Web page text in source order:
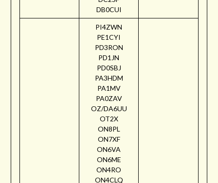
DB0CUI
PI4ZWN
PE1CYI
PD3RON
PD1JN
PD0SBJ
PA3HDM
PA1MV
PA0ZAV
OZ/DA6UU
OT2X
ON8PL
ON7XF
ON6VA
ON6ME
ON4RO
ON4CLQ